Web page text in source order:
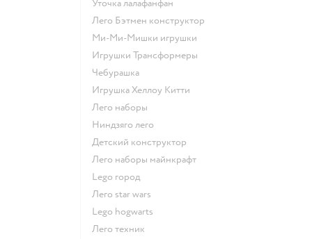
Уточка лалафанфан
Лего Бэтмен конструктор
Ми-Ми-Мишки игрушки
Игрушки Трансформеры
Чебурашка
Игрушка Хеллоу Китти
Лего наборы
Ниндзяго лего
Детский конструктор
Лего наборы майнкрафт
Lego город
Лего star wars
Lego hogwarts
Лего техник